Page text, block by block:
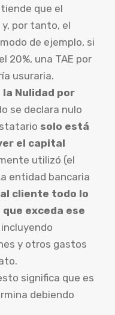
que el
por tanto, el
de ejemplo, si
20%, una TAE por
usuraria.
Nulidad por
se declara nulo
solo está
el capital
utilizó (el
entidad bancaria
cliente todo lo
exceda ese
incluyendo
y otros gastos
significa que es
debiendo